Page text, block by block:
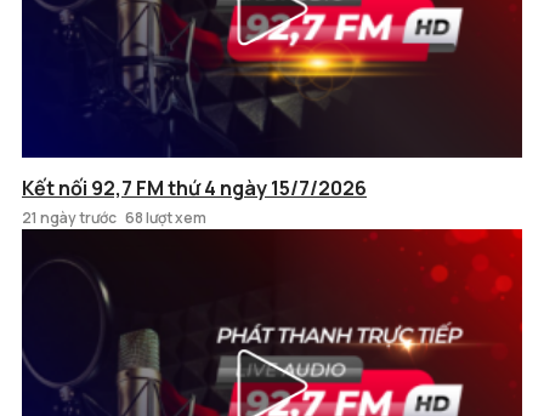
Kết nối 92,7 FM thứ 4 ngày 15/7/2026
21 ngày trước 68 lượt xem